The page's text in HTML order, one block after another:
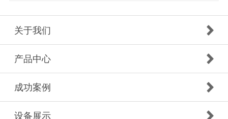
关于我们
产品中心
成功案例
设备展示